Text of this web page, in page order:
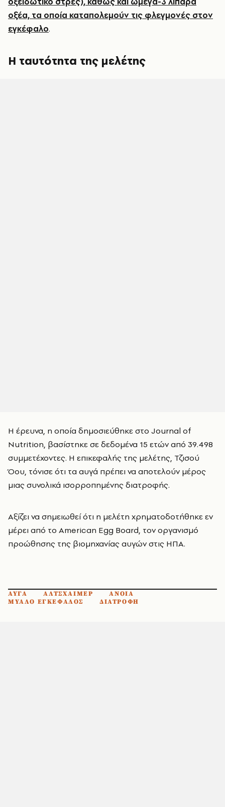
οξέα, τα οποία καταπολεμούν τις φλεγμονές στον
εγκέφαλο.
Η ταυτότητα της μελέτης
Η έρευνα, η οποία δημοσιεύθηκε στο Journal of
Nutrition, βασίστηκε σε δεδομένα 15 ετών από 39.498
συμμετέχοντες. Η επικεφαλής της μελέτης, Τζισού
Όου, τόνισε ότι τα αυγά πρέπει να αποτελούν μέρος
μιας συνολικά ισορροπημένης διατροφής.
Αξίζει να σημειωθεί ότι η μελέτη χρηματοδοτήθηκε εν
μέρει από το American Egg Board, τον οργανισμό
προώθησης της βιομηχανίας αυγών στις ΗΠΑ.
ΑΥΓΑ ΑΛΤΣΧΑΙΜΕΡ
ΑΝΟΙΑ
ΜΥΑΛΟ ΕΓΚΕΦΑΛΟΣ
ΔΙΑΤΡΟΦΗ